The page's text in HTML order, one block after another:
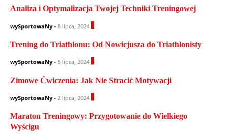
Analiza i Optymalizacja Twojej Techniki Treningowej
wySportowaNy - 8 lipca, 2024
Trening do Triathlonu: Od Nowicjusza do Triathlonisty
wySportowaNy - 5 lipca, 2024
Zimowe Ćwiczenia: Jak Nie Stracić Motywacji
wySportowaNy - 2 lipca, 2024
Maraton Treningowy: Przygotowanie do Wielkiego
Wyścigu